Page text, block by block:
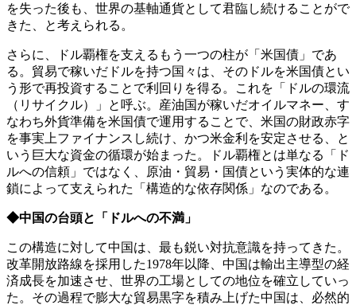
を失った後も、世界の基軸通貨として君臨し続けることがで
きた、と考えられる。
さらに、ドル覇権を支えるもう一つの柱が「米国債」であ
る。貿易で稼いだドルを持つ国々は、そのドルを米国債とい
う形で再投資することで利回りを得る。これを「ドルの環流
（リサイクル）」と呼ぶ。産油国が稼いだオイルマネー、す
なわち外貨準備を米国債で運用することで、米国の財政赤字
を事実上ファイナンスし続け、かつ米金利を安定させる、と
いう巨大な資金の循環が始まった。ドル覇権とは単なる「ド
ルへの信頼」ではなく、原油・貿易・国債という実体的な連
鎖によって支えられた「構造的な依存関係」なのである。
◆中国の台頭と「ドルへの不満」
この構造に対して中国は、最も鋭い対抗意識を持ってきた。
改革開放路線を採用した1978年以降、中国は輸出主導型の経
済成長を加速させ、世界の工場としての地位を確立していっ
た。その過程で膨大な貿易黒字を積み上げた中国は、必然的